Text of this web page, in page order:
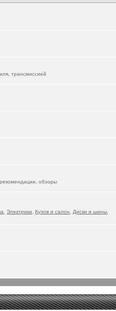
катаюсь на ФЫЧ, но жду прибытия новой
"вживлять"
трансмиссией
обзоры
,Электрика ,Кузов и салон Диски и шины